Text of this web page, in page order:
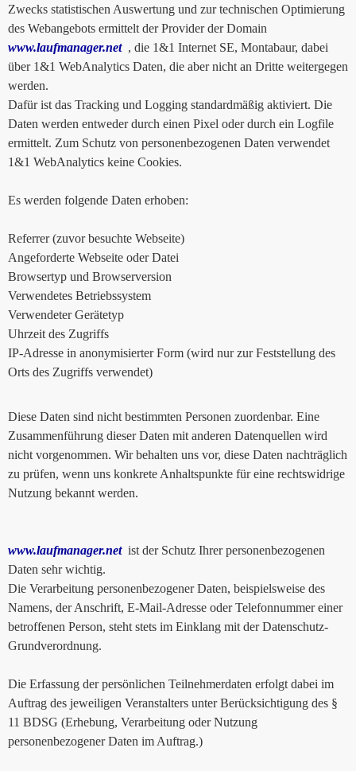
Zwecks statistischen Auswertung und zur technischen Optimierung
des Webangebots ermittelt der Provider der Domain
www.laufmanager.net, die 1&1 Internet SE, Montabaur, dabei
über 1&1 WebAnalytics Daten, die aber nicht an Dritte weitergegen
werden.
Dafür ist das Tracking und Logging standardmäßig aktiviert. Die
Daten werden entweder durch einen Pixel oder durch ein Logfile
ermittelt. Zum Schutz von personenbezogenen Daten verwendet
1&1 WebAnalytics keine Cookies.
Es werden folgende Daten erhoben:
Referrer (zuvor besuchte Webseite)
Angeforderte Webseite oder Datei
Browsertyp und Browserversion
Verwendetes Betriebssystem
Verwendeter Gerätetyp
Uhrzeit des Zugriffs
IP-Adresse in anonymisierter Form (wird nur zur Feststellung des
Orts des Zugriffs verwendet)
Diese Daten sind nicht bestimmten Personen zuordenbar. Eine
Zusammenführung dieser Daten mit anderen Datenquellen wird
nicht vorgenommen. Wir behalten uns vor, diese Daten nachträglich
zu prüfen, wenn uns konkrete Anhaltspunkte für eine rechtswidrige
Nutzung bekannt werden.
www.laufmanager.netist der Schutz Ihrer personenbezogenen
Daten sehr wichtig.
Die Verarbeitung personenbezogener Daten, beispielsweise des
Namens, der Anschrift, E-Mail-Adresse oder Telefonnummer einer
betroffenen Person, steht stets im Einklang mit der Datenschutz-
Grundverordnung.
Die Erfassung der persönlichen Teilnehmerdaten erfolgt dabei im
Auftrag des jeweiligen Veranstalters unter Berücksichtigung des §
11 BDSG (Erhebung, Verarbeitung oder Nutzung
personenbezogener Daten im Auftrag.)